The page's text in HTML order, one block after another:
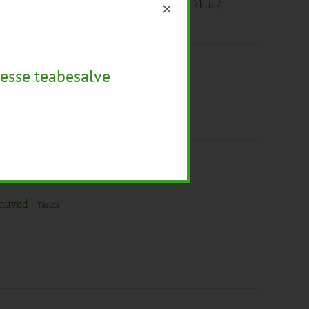
kas helesinine unistus või tegelikkus?
kiireks!”.
Tasuta
teabesalve